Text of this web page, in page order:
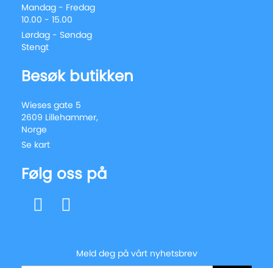
Mandag - Fredag
10.00 - 15.00
Lørdag - Søndag
Stengt
Besøk butikken
Wieses gate 5
2609 Lillehammer,
Norge
Se kart
Følg oss på
Meld deg på vårt nyhetsbrev